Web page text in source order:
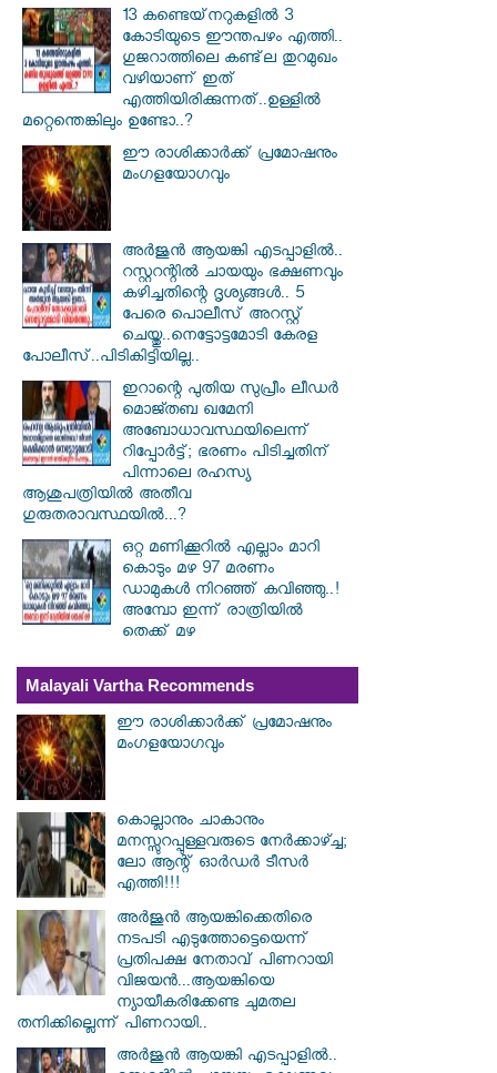
13 കണ്ടെയ്‌നറുകളിൽ 3
കോടിയുടെ ഈന്തപഴം എത്തി..
ഗുജറാത്തിലെ കണ്ട്‌ല തുറമുഖം
വഴിയാണ് ഇത്
എത്തിയിരിക്കുന്നത്..ഉള്ളിൽ
മറ്റെന്തെങ്കിലും ഉണ്ടോ..?
ഈ രാശിക്കാർക്ക് പ്രമോഷനും
മംഗളയോഗവും
അർജുൻ ആയങ്കി എടപ്പാളിൽ..
റസ്റ്ററന്റിൽ ചായയും ഭക്ഷണവും
കഴിച്ചതിന്റെ ദൃശ്യങ്ങൾ.. 5
പേരെ പൊലീസ് അറസ്റ്റ്
ചെയ്തു..നെട്ടോട്ടമോടി കേരള
പോലീസ്..പിടികിട്ടിയില്ല..
ഇറാന്റെ പുതിയ സുപ്രീം ലീഡർ
മൊജ്തബ ഖമേനി
അബോധാവസ്ഥയിലെന്ന്
റിപ്പോർട്ട്; ഭരണം പിടിച്ചതിന്
പിന്നാലെ രഹസ്യ
ആശുപത്രിയിൽ അതീവ
ഗുരുതരാവസ്ഥയിൽ...?
ഒറ്റ മണിക്കൂറിൽ എല്ലാം മാറി
കൊടും മഴ 97 മരണം
ഡാമുകൾ നിറഞ്ഞ് കവിഞ്ഞു..!
അമ്പോ ഇന്ന് രാത്രിയിൽ
തെക്ക് മഴ
Malayali Vartha Recommends
ഈ രാശിക്കാർക്ക് പ്രമോഷനും
മംഗളയോഗവും
കൊല്ലാനും ചാകാനും
മനസ്സുറപ്പുള്ളവരുടെ നേർക്കാഴ്ച്ച;
ലോ ആന്റ് ഓർഡർ ടീസർ
എത്തി!!!
അർജുൻ ആയങ്കിക്കെതിരെ
നടപടി എടുത്തോട്ടെയെന്ന്
പ്രതിപക്ഷ നേതാവ് പിണറായി
വിജയൻ...ആയങ്കിയെ
ന്യായീകരിക്കേണ്ട ചുമതല
തനിക്കില്ലെന്ന് പിണറായി..
അർജുൻ ആയങ്കി എടപ്പാളിൽ..